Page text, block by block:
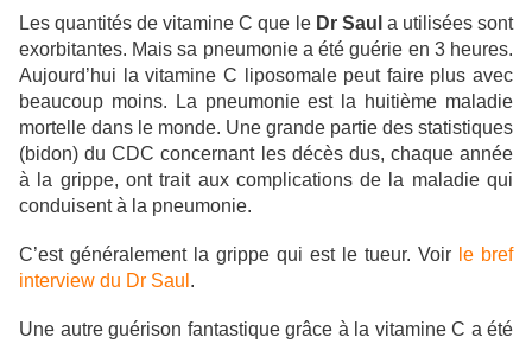
Les quantités de vitamine C que le Dr Saul a utilisées sont
exorbitantes. Mais sa pneumonie a été guérie en 3 heures.
Aujourd’hui la vitamine C liposomale peut faire plus avec
beaucoup moins. La pneumonie est la huitième maladie
mortelle dans le monde. Une grande partie des statistiques
(bidon) du CDC concernant les décès dus, chaque année
à la grippe, ont trait aux complications de la maladie qui
conduisent à la pneumonie.
C’est généralement la grippe qui est le tueur. Voir le bref
interview du Dr Saul .
Une autre guérison fantastique grâce à la vitamine C a été